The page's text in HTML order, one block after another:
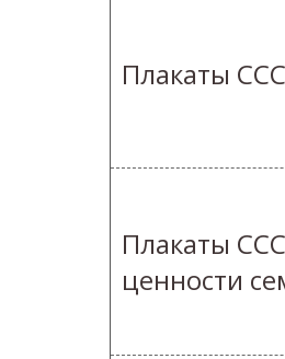
Плакаты
Плакаты
ценности